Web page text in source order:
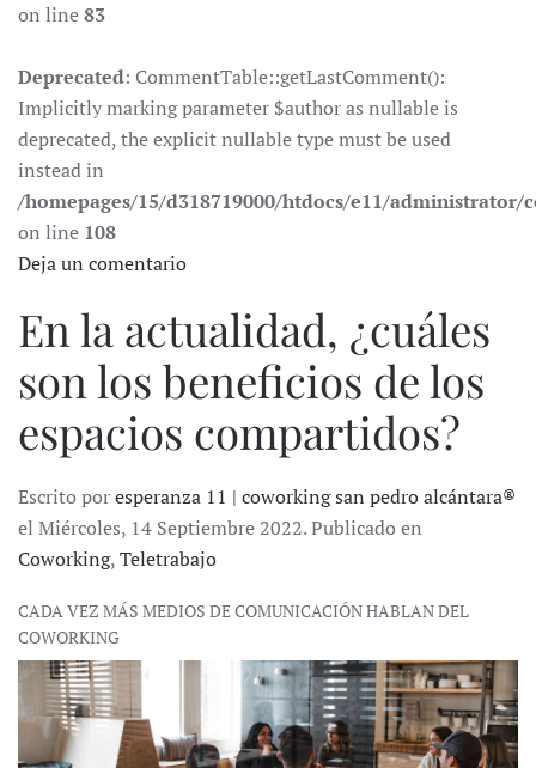
on line83
Deprecated: CommentTable::getLastComment():
Implicitly marking parameter $author as nullable is
deprecated, the explicit nullable type must be used
instead in
/homepages/15/d318719000/htdocs/e11/
on line 108
Deja un comentario
En la actualidad, ¿cuáles
son los beneficios de los
espacios compartidos?
Escrito poresperanza 11 | coworking san pedro alcántara®
el Miércoles, 14 Septiembre 2022. Publicado en
Coworking,Teletrabajo
CADA VEZ MÁS MEDIOS DE COMUNICACIÓN HABLAN DEL
COWORKING